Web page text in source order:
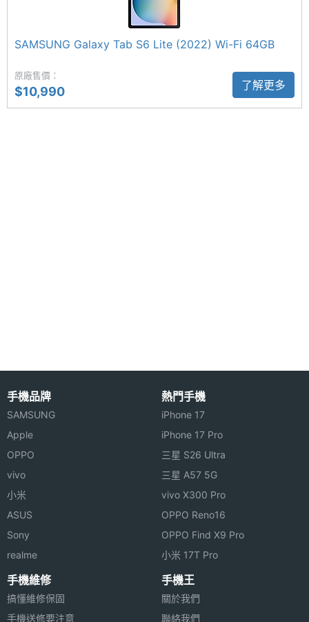
握起來的手感相當舒適，還能搭配 Tab S6 Lite 內建
的筆記功能，滿足課堂筆記、文書整理等使用需求。
此外，這支 S Pen 還支援 4096 階感壓技術，提供幾
近無延遲的真實筆觸；透過磁吸收納，能使攜帶過程
更加便利。
◎ Wi-Fi 5、藍牙 5.3
◎ 臉部辨識
◎ 配備 7,040mAh 電池
◎ 採用 USB Type-C 規格，內建 3.5mm 音源孔
◎ 支援 microSD 記憶卡擴充 1TB 儲存空間
※本文為 SOGI 手機王版權所有，未經授權不得轉載使用※
量
顯示螢幕
主相機
畫素
主相機
件
主相機
SAMSUNG Galaxy Tab S6 Lite (2022) Wi-Fi 64GB
原廠售價：
$10,990 了解更多
手機品牌
SAMSUNG
Apple
OPPO
vivo
小米
ASUS
Sony
realme
熱門手機
iPhone 17
iPhone 17 Pro
三星 S26 Ultra
三星 A57 5G
vivo X300 Pro
OPPO Reno16
OPPO Find X9 Pro
小米 17T Pro
手機維修
搞懂維修保固
手機送修要注意
手機王
關於我們
聯絡我們